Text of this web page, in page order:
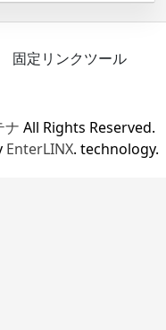
固定リンクツール
ナ All Rights Reserved.
EnterLINX. technology.